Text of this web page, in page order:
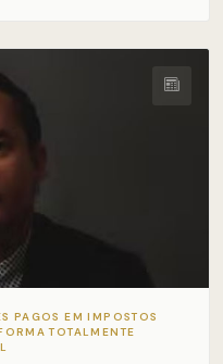
PAGOS EM IMPOSTOS
TOTALMENTE